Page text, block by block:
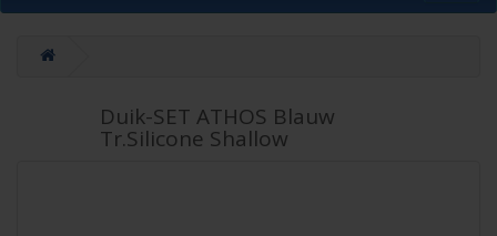
Duik-SET ATHOS Blauw
Tr.Silicone Shallow